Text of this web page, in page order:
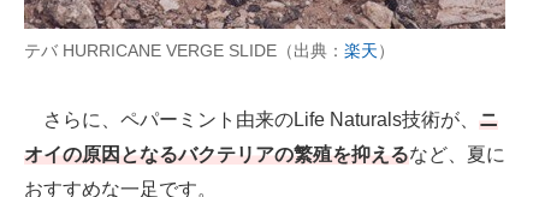
テバ HURRICANE VERGE SLIDE（出典： 楽天）
さらに、ペパーミント由来のLife Naturals技術が、 ニ
オイの原因となるバクテリアの繁殖を抑えるなど、夏に
おすすめな一足です。